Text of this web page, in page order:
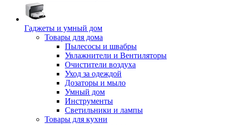
Гаджеты и умный дом
Товары для дома
Пылесосы и швабры
Увлажнители и Вентиляторы
Очистители воздуха
Уход за одеждой
Дозаторы и мыло
Умный дом
Инструменты
Светильники и лампы
Товары для кухни